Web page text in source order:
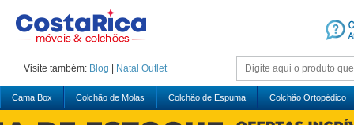
Visite também: Blog Natal Outlet
Cama Box Colchão de Molas Colchão de Espuma Colchão Ortopédico